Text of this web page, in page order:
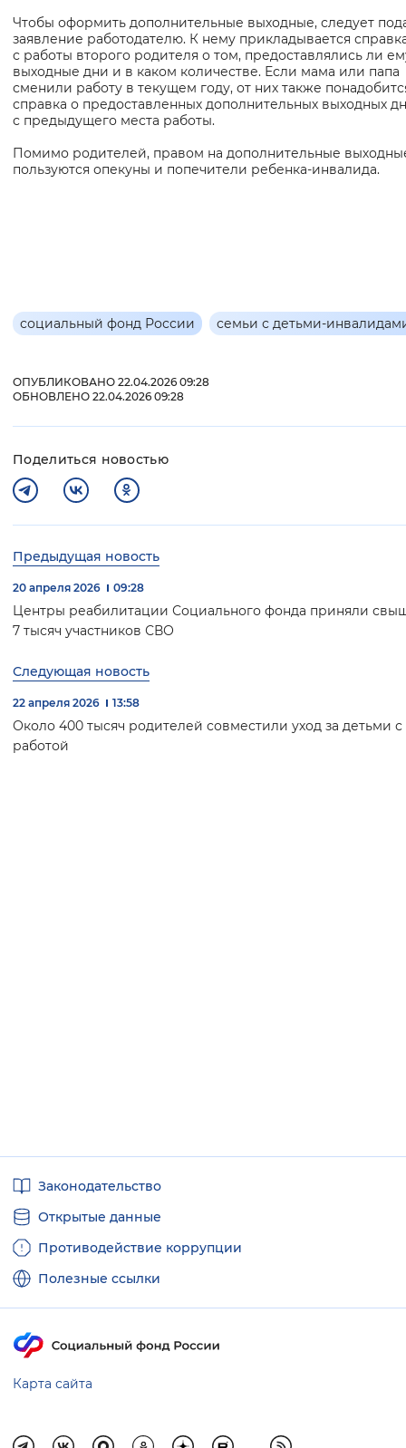
Чтобы оформить дополнительные выходные, следует
заявление работодателю. К нему прикладывается
с работы второго родителя о том, предоставлялись ли
выходные дни и в каком количестве. Если мама или папа
сменили работу в текущем году, от них также
справка о предоставленных дополнительных выходных
с предыдущего места работы.
Помимо родителей, правом на дополнительные
пользуются опекуны и попечители ребенка-инвалида.
ОПУБЛИКОВАНО 22.04.2026 09:28
ОБНОВЛЕНО 22.04.2026 09:28
Поделиться новостью
Предыдущая новость
20 апреля 2026 09:28
Центры реабилитации Социального фонда приняли
7 тысяч участников СВО
Следующая новость
22 апреля 2026 13:58
Около 400 тысяч родителей совместили уход за детьми с
работой
социальный фонд России семьи с детьми-
ссылкиЗаконодательство
Открытые данные
Противодействие коррупции
Полезные ссылки
Карта сайта